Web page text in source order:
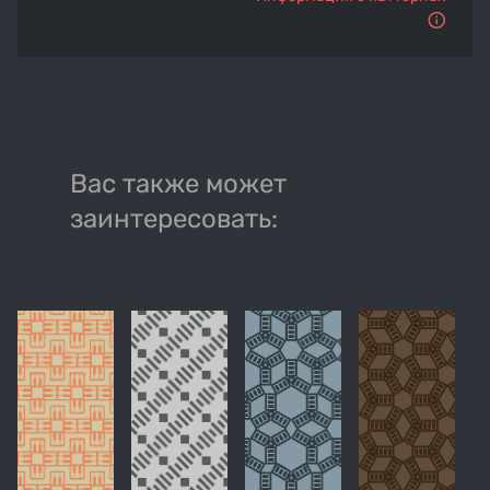
Вас также может
заинтересовать: